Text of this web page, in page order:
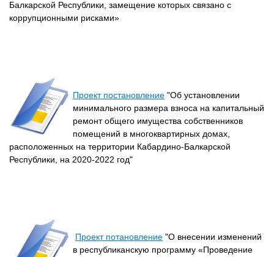
Балкарской Республики, замещение которых связано с
коррупционными рисками»
Проект постановление "Об установлении
минимального размера взноса на капитальный
ремонт общего имущества собственников
помещений в многоквартирных домах,
расположенных на территории Кабардино-Балкарской
Республики, на 2020-2022 год"
Проект потановление "О внесении изменений
в республиканскую программу «Проведение